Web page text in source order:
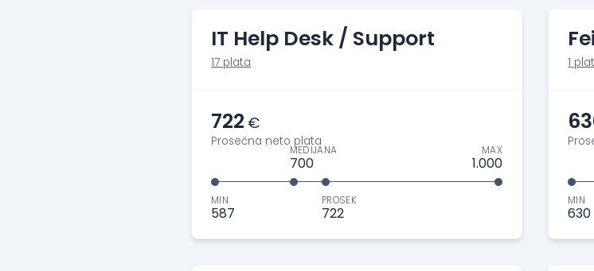
IT Help Desk / Support
17 plata
722 €
Prosečna neto plata
MIN
587
MEDIJANA
700
PROSEK
722
MAX
1.000
1
MIN
630